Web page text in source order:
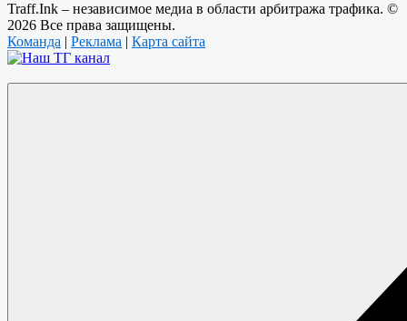
Traff.Ink – независимое медиа в области арбитража трафика. ©
2026 Все права защищены.
Команда | Реклама | Карта сайта